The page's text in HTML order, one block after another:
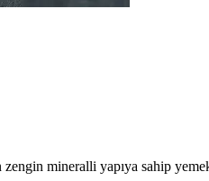
mineralli yapıya sahip